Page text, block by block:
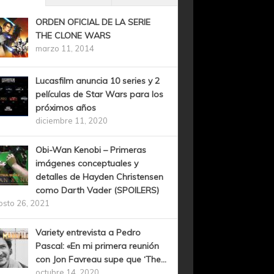
ORDEN OFICIAL DE LA SERIE
THE CLONE WARS
marzo 11, 2014
Lucasfilm anuncia 10 series y 2
películas de Star Wars para los
próximos años
diciembre 11, 2020
Obi-Wan Kenobi – Primeras
imágenes conceptuales y
detalles de Hayden Christensen
como Darth Vader (SPOILERS)
26, 2021
Variety entrevista a Pedro
Pascal: «En mi primera reunión
con Jon Favreau supe que ‘The...